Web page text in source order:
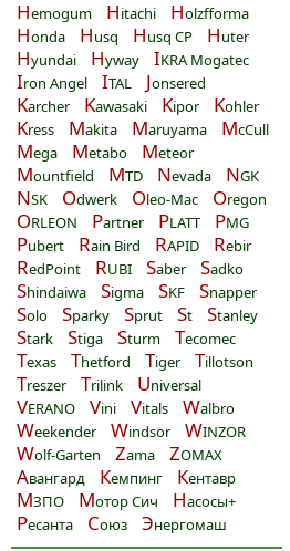
Hemogum Hitachi Holzfforma
Honda Husq Husq CP Huter
Hyundai Hyway IKRA Mogatec
Iron Angel ITAL Jonsered
Karcher Kawasaki Kipor Kohler
Kress Makita Maruyama McCull
Mega Metabo Meteor
Mountfield MTD Nevada NGK
NSK Odwerk Oleo-Mac Oregon
ORLEON Partner PLATT PMG
Pubert Rain Bird RAPID Rebir
RedPoint RUBI Saber Sadko
Shindaiwa Sigma SKF Snapper
Solo Sparky Sprut St Stanley
Stark Stiga Sturm Tecomec
Texas Thetford Tiger Tillotson
Treszer Trilink Universal
VERANO Vini Vitals Walbro
Weekender Windsor WINZOR
Wolf-Garten Zama ZOMAX
Авангард Кемпинг Кентавр
МЗПО Мотор Сич Насосы+
Ресанта Союз Энергомаш